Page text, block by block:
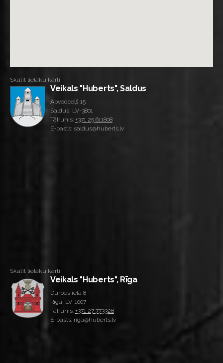
Skatīt lielāku karti
Veikals "Huberts", Saldus
Apvedceļš 15
Saldus, LV-3801
Tālrunis: +371 25 611808
E-pasts: saldus@huberts.lv
Skatīt lielāku karti
Veikals "Huberts", Rīga
Durbes iela 8
Rīga, LV-1007
Tālrunis: +371 27 773328
E-pasts: riga@huberts.lv